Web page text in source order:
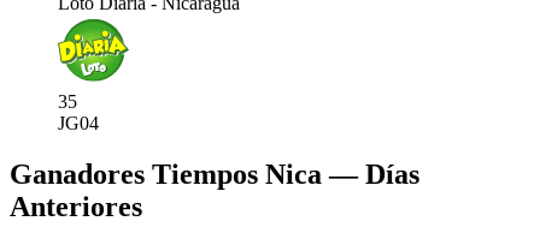
35
JG04
Ganadores Tiempos Nica — Días
Anteriores